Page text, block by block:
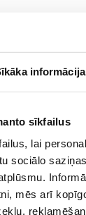
informācija
sīkfailus
lai
sociālo
mēs arī
не
с